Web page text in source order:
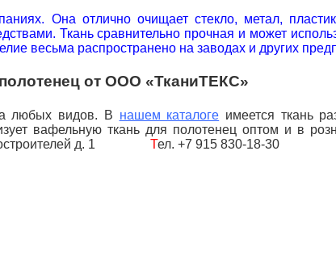
Она отлично очищает стекло, метал,
Ткань сравнительно прочная и может
весьма распространено на заводах и других
от ООО «ТканиТЕКС»
любых видов. В нашем каталоге имеется ткань
вафельную ткань для полотенец оптом и в
д. 1 Тел. +7 915 830-18-30